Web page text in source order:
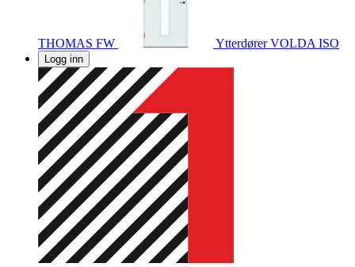
THOMAS FW YtterdørerVOLDA ISO
Logg inn